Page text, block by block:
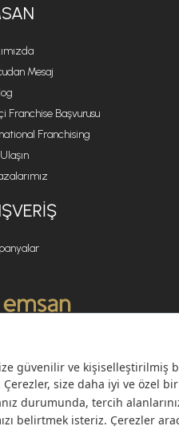
Mesaj
Franchise Başvurusu
Franchising